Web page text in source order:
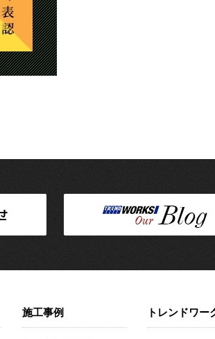
施工事例 トレンドワー